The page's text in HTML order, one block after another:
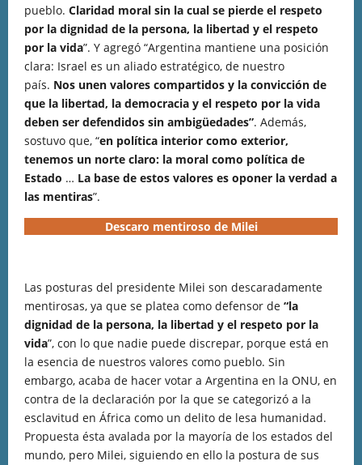
pueblo. Claridad moral sin la cual se pierde el respeto
por la dignidad de la persona, la libertad y el respeto
por la vida”. Y agregó “Argentina mantiene una posición
clara: Israel es un aliado estratégico, de nuestro
país. Nos unen valores compartidos y la convicción de
que la libertad, la democracia y el respeto por la vida
deben ser defendidos sin ambigüedades”. Además,
sostuvo que, “en política interior como exterior,
tenemos un norte claro: la moral como política de
Estado … La base de estos valores es oponer la verdad a
las mentiras”.
Descaro mentiroso de Milei
Las posturas del presidente Milei son descaradamente
mentirosas, ya que se platea como defensor de “la
dignidad de la persona, la libertad y el respeto por la
vida”, con lo que nadie puede discrepar, porque está en
la esencia de nuestros valores como pueblo. Sin
embargo, acaba de hacer votar a Argentina en la ONU, en
contra de la declaración por la que se categorizó a la
esclavitud en África como un delito de lesa humanidad.
Propuesta ésta avalada por la mayoría de los estados del
mundo, pero Milei, siguiendo en ello la postura de sus